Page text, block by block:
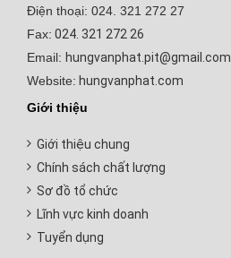
Điện thoại: 024. 321 272 27
Fax: 024. 321 272 26
Email: hungvanphat.pit@gmail.com
Website: hungvanphat.com
Giới thiệu
Giới thiệu chung
Chính sách chất lượng
Sơ đồ tổ chức
Lĩnh vực kinh doanh
Tuyển dụng